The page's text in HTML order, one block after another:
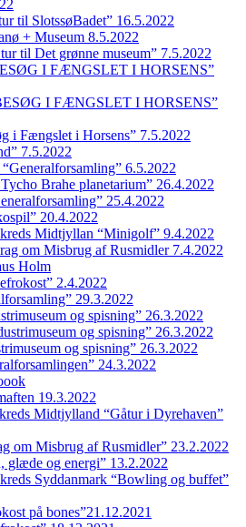
til SlotssøBadet” 16.5.2022
+ Museum 8.5.2022
til Det grønne museum” 7.5.2022
I FÆNGSLET I HORSENS”
I FÆNGSLET I HORSENS”
i Fængslet i Horsens” 7.5.2022
7.5.2022
6.5.2022
Brahe planetarium” 26.4.2022
25.4.2022
20.4.2022
Midtjyllan “Minigolf” 9.4.2022
om Misbrug af Rusmidler 7.4.2022
Holm
2.4.2022
29.3.2022
og spisning” 26.3.2022
og spisning” 26.3.2022
og spisning” 26.3.2022
24.3.2022
19.3.2022
Midtjylland “Gåtur i Dyrehaven”
om Misbrug af Rusmidler” 23.2.2022
glæde og energi” 13.2.2022
Syddanmark “Bowling og buffet”
på bones”21.12.2021